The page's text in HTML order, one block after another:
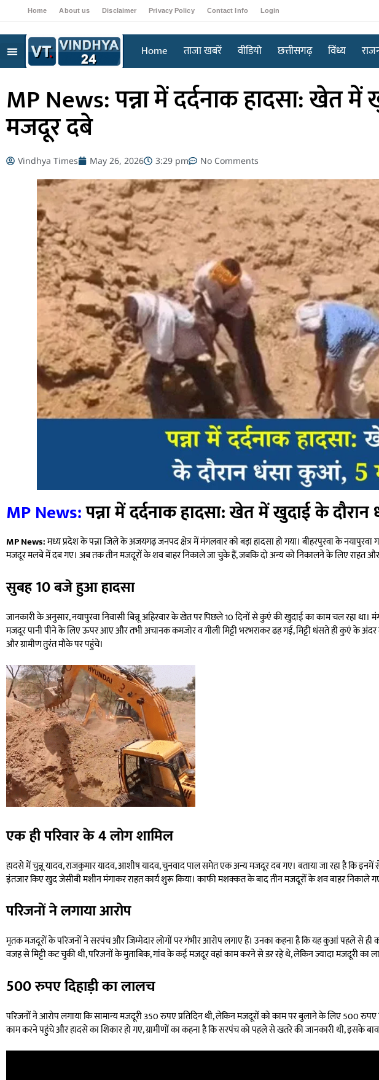
Home About us Disclaimer Privacy Policy Contact Info Login
Home ताजा खबरें वीडियो छत्तीसगढ़ विंध्य
MP News: पन्ना में दर्दनाक हादसा: खेत
मजदूर दबे
Vindhya Times May 26, 2026 3:29 pm No Comments
MP News:पन्ना में दर्दनाक हादसा: खेत में खुदाई के
MP News:मध्य प्रदेश के पन्ना जिले के अजयगढ़ जनपद क्षेत्र में मंगलवार को बड़ा हादसा हो गया। बीहरपुरवा के
मजदूर मलबे में दब गए। अब तक तीन मजदूरों के शव बाहर निकाले जा चुके हैं, जबकि दो अन्य को निकालने के लिए राहत और
सुबह 10 बजे हुआ हादसा
जानकारी के अनुसार, नयापुरवा निवासी बिन्नू अहिरवार के खेत पर पिछले 10 दिनों से कुएं की खुदाई का काम चल रहा
मजदूर पानी पीने के लिए ऊपर आए और तभी अचानक कमजोर व गीली मिट्टी भरभराकर ढह गई, मिट्टी धंसते ही कुएं के
और ग्रामीण तुरंत मौके पर पहुंचे।
एक ही परिवार के 4 लोग शामिल
हादसे में चुन्नू यादव, राजकुमार यादव, आशीष यादव, चुनवाद पाल समेत एक अन्य मजदूर दब गए। बताया जा रहा है कि इनमें
इंतजार किए खुद जेसीबी मशीन मंगाकर राहत कार्य शुरू किया। काफी मशक्कत के बाद तीन मजदूरों के शव बाहर निकाले
परिजनों ने लगाया आरोप
मृतक मजदूरों के परिजनों ने सरपंच और जिम्मेदार लोगों पर गंभीर आरोप लगाए हैं। उनका कहना है कि यह कुआं पहले से
वजह से मिट्टी कट चुकी थी, परिजनों के मुताबिक, गांव के कई मजदूर वहां काम करने से डर रहे थे, लेकिन ज्यादा मजदूरी का
500 रुपए दिहाड़ी का लालच
परिजनों ने आरोप लगाया कि सामान्य मजदूरी 350 रुपए प्रतिदिन थी, लेकिन मजदूरों को काम पर बुलाने के लिए 500
काम करने पहुंचे और हादसे का शिकार हो गए, ग्रामीणों का कहना है कि सरपंच को पहले से खतरे की जानकारी थी, इसके